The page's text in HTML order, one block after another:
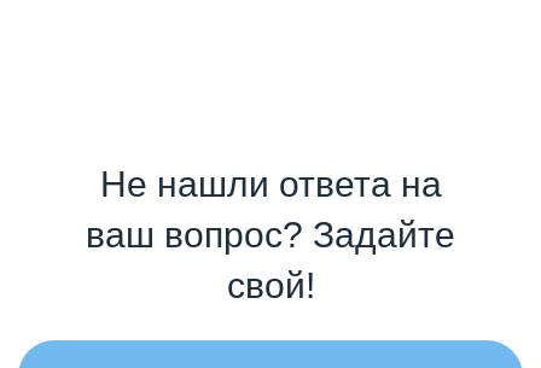
Не нашли ответа на
ваш вопрос? Задайте
свой!